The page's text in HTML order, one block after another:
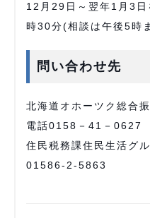
12月29日～翌年1月3
時30分(相談は午後5時
問い合わせ先
北海道オホーツク総合
電話0158－41－0627
住民税務課住民生活グ
01586-2-5863